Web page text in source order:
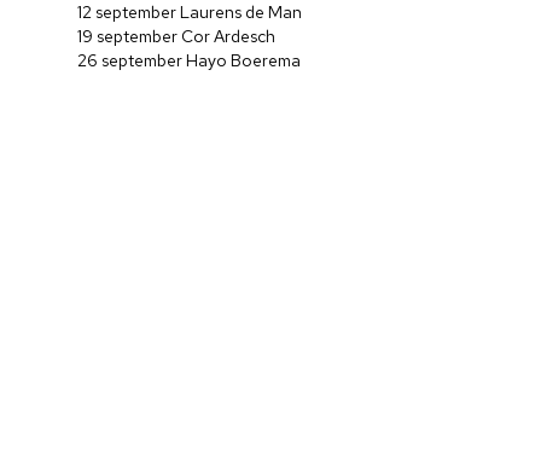
12 september Laurens de Man
19 september Cor Ardesch
26 september Hayo Boerema